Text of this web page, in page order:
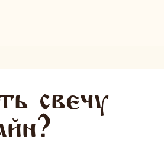
свечу